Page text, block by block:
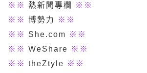
※※ 熱新聞專欄
※※
※※ 博勢力
※※
※※ She.com ※※
※※ WeShare ※※
※※ theZtyle ※※